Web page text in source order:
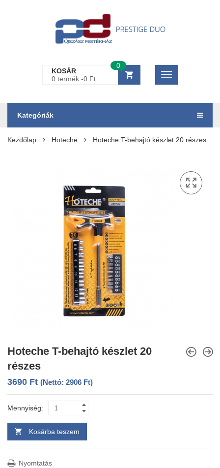
KOSÁR
0 termék -0 Ft
0
Kategóriák
Kezdőlap Hoteche Hoteche T-behajtó készlet 20 részes
Hoteche T-behajtó készlet 20
részes
3690 Ft (Nettó: 2906 Ft)
Mennyiség:
Kosárba teszem
Nyomtatás